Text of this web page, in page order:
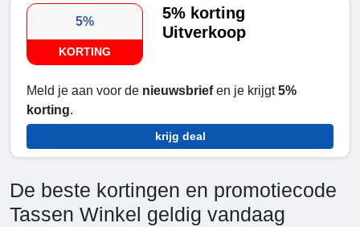
5%
KORTING
5% korting
Uitverkoop
Meld je aan voor de nieuwsbriefen je krijgt5%
korting.
krijg deal
De beste kortingen en promotiecode
Tassen Winkel geldig vandaag